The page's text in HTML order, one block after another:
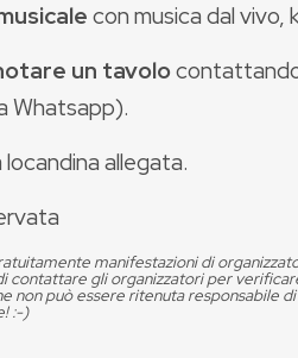
con musica dal vivo,
un tavolo
Whatsapp).
allegata.
manifestazioni di
contattare gli organizzatori per
non può essere ritenuta responsabile
:-)